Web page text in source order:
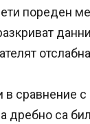
пореден
сравнение с
дребно са